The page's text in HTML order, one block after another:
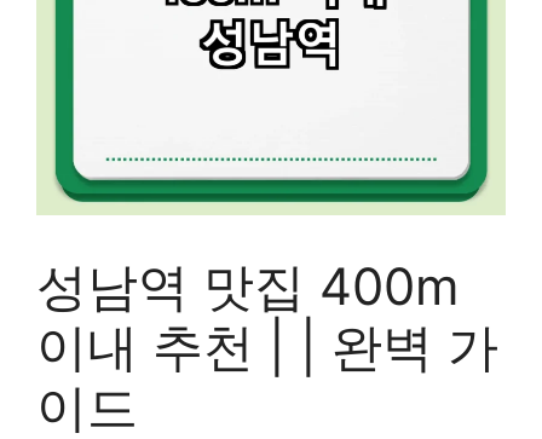
성남역 맛집 400m
이내 추천 | | 완벽 가
이드